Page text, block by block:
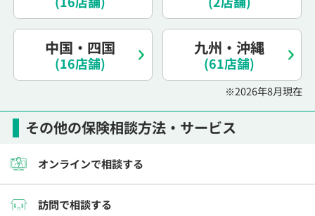
電話で相談予約 （オンライン保険相談専用）
0120-987-110
平日 / 土日祝日 10:00〜17:00（通話無料）
※受付時間外にご予約をいただいた場合は、
その他の保険相談方法・サービス
オンラインで相談する
訪問で相談する
中国・四国
(16店舗)
九州・沖縄
(61店舗)
※2026年8月現在